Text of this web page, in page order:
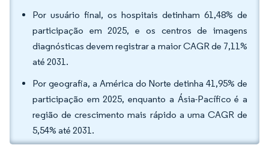
Por usuário final, os hospitais detinham 61,48% de
participação em 2025, e os centros de imagens
diagnósticas devem registrar a maior CAGR de 7,11%
até 2031.
Por geografia, a América do Norte detinha 41,95% de
participação em 2025, enquanto a Ásia-Pacífico é a
região de crescimento mais rápido a uma CAGR de
5,54% até 2031.